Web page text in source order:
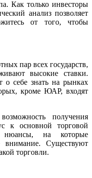
Как только инвесторы
анализ позволяет
от того, чтобы
пар всех государств,
высокие ставки.
о себе знать на рынках
кроме ЮАР, входят
получения
к основной торговой
нюансы, на которые
внимание. Существуют
торговли.